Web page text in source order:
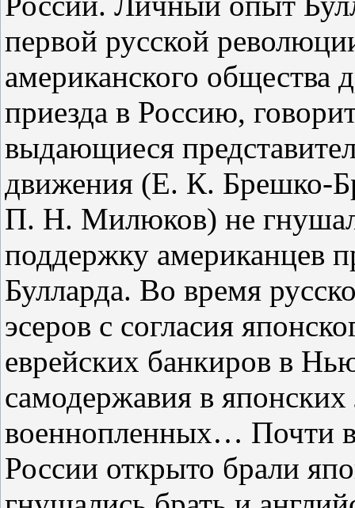
первой русской
американского общества
приезда в Россию,
выдающиеся
движения (Е. К.
П. Н. Милюков) не
поддержку американцев
Булларда. Во время
эсеров с согласия
еврейских банкиров в
самодержавия в японских
военнопленных… Почти
России открыто брали